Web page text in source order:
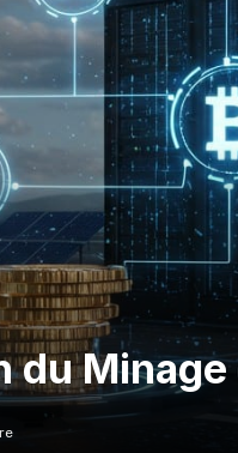
du Minage